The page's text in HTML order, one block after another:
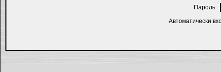
Пароль:
Автоматически